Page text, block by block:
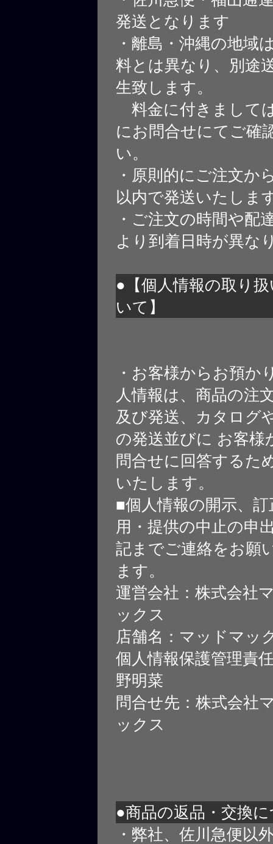
発送となります
・離島・沖縄の地域
料とは異なり、別途
生致します。
料金に付きまして
にお問合せにてご確
い。
・原則的にご注文か
以内で発送いたしま
・ご注文の時間や配
より到着日時が異な
●【個人情報の取り
いて】
・お客様からお預か
人情報は、商品の注
及び発送、カタログ
の発送並びに お客様
問合せに回答するた
いたします。
■個人情報の開示、
用・提供の中止の申
記までご連絡をお願
ます。
運営会社：株式会社
ックス
店舗名：マッドマッ
個人情報保護管理責
野明菜
問合せ先：株式会社
ックス
●商品の返品・交換
・弊社、佐川急便以